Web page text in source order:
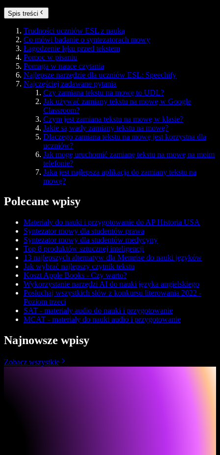
Spis treści
Trudności uczniów ESL z nauką
Co mówi badanie o syntezatorach mowy
Łagodzenie lęku przed tekstem
Pomoc w pisaniu
Pomaga w nauce czytania
Najlepsze narzędzie dla uczniów ESL: Speechify
Najczęściej zadawane pytania
Czy zamiana tekstu na mowę to UDL?
Jak używać zamiany tekstu na mowę w Google
Classroom?
Czym jest zamiana tekstu na mowę w klasie?
Jakie są wady zamiany tekstu na mowę?
Dlaczego zamiana tekstu na mowę jest korzystna dla
uczniów?
Jak mogę uruchomić zamianę tekstu na mowę na moim
telefonie?
Jaka jest najlepsza aplikacja do zamiany tekstu na
mowę?
Polecane wpisy
Materiały do nauki i przygotowanie do AP Historia USA
Syntezator mowy dla studentów prawa
Syntezator mowy dla studentów medycyny
Top 8 produktów sztucznej inteligencji
13 najlepszych alternatyw dla Memrise do nauki języków
Jak wybrać najlepszy czytnik tekstu
Koszt Apple Books - Czy warto?
Wykorzystanie narzędzi AI do nauki języka angielskiego
Posłuchaj wszystkich słów z konkursu literowania 2022 -
Poziom trzeci
SAT - materiały audio do nauki i przygotowanie
MCAT - materiały do nauki audio i przygotowanie
Najnowsze wpisy
Zobacz wszystkie